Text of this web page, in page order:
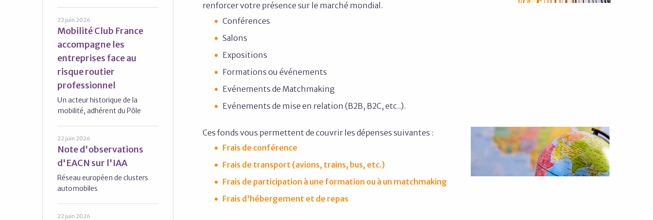
renforcer votre présence sur le marché mondial.
Conférences
Salons
Expositions
Formations ou événements
Evénements de Matchmaking
Evénements de mise en relation (B2B, B2C, etc..).
Ces fonds vous permettent de couvrir les dépenses suivantes :
Frais de conférence
Frais de transport (avions, trains, bus, etc.)
Frais de participation à une formation ou à un matchmaking
Frais d'hébergement et de repas
22 juin 2026
Mobilité Club France
accompagne les
entreprises face au
risque routier
professionnel
Un acteur historique de la
mobilité, adhérent du Pôle
22 juin 2026
Note d'observations
d'EACN sur l'IAA
Réseau européen de clusters
automobiles
22 juin 2026